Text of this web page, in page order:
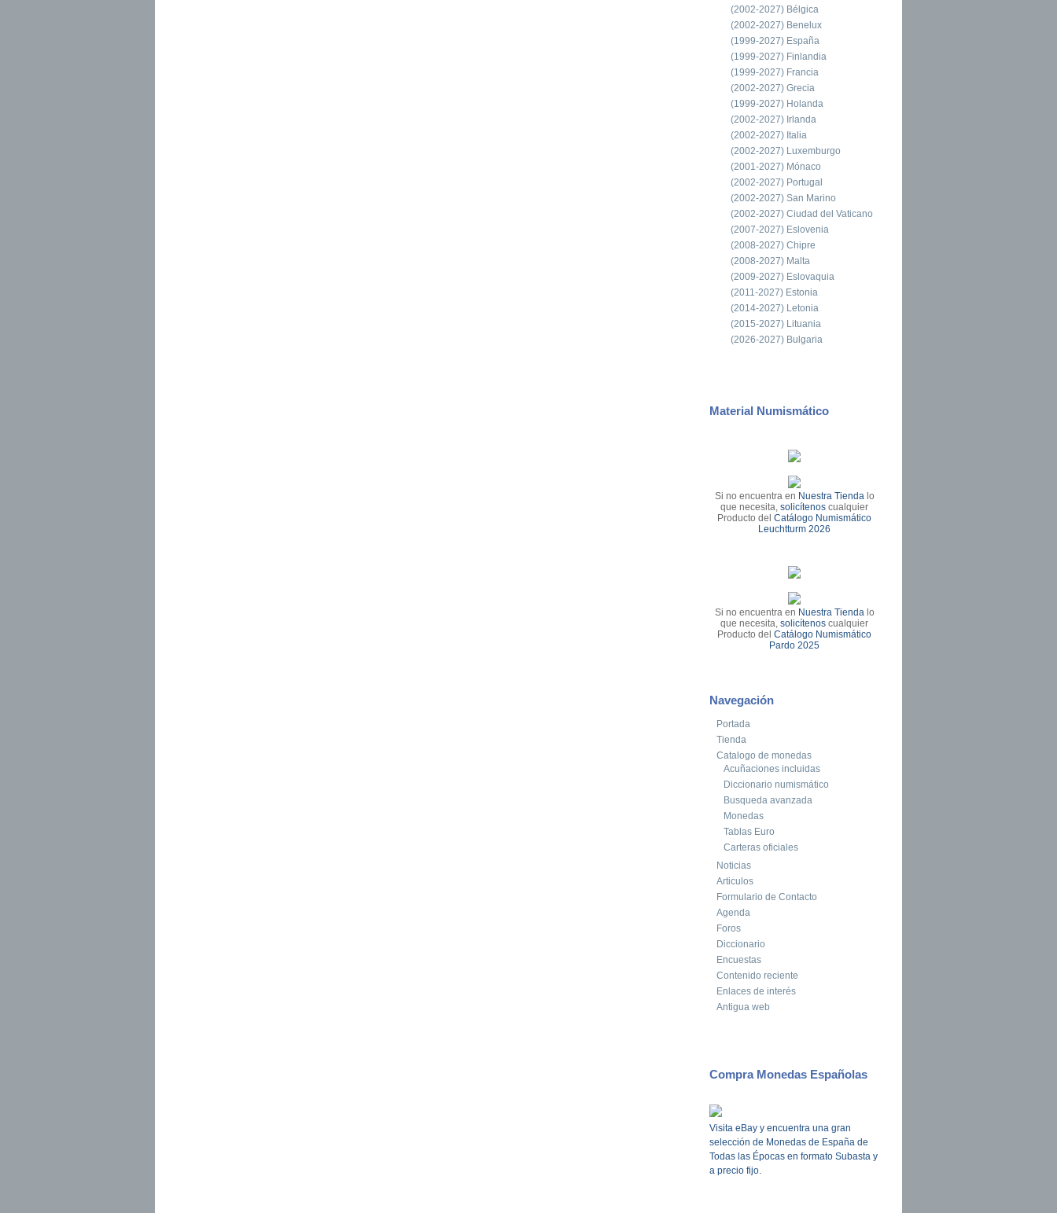
(2002-2027) Bélgica
(2002-2027) Benelux
(1999-2027) España
(1999-2027) Finlandia
(1999-2027) Francia
(2002-2027) Grecia
(1999-2027) Holanda
(2002-2027) Irlanda
(2002-2027) Italia
(2002-2027) Luxemburgo
(2001-2027) Mónaco
(2002-2027) Portugal
(2002-2027) San Marino
(2002-2027) Ciudad del Vaticano
(2007-2027) Eslovenia
(2008-2027) Chipre
(2008-2027) Malta
(2009-2027) Eslovaquia
(2011-2027) Estonia
(2014-2027) Letonia
(2015-2027) Lituania
(2026-2027) Bulgaria
Material Numismático
Si no encuentra en Nuestra Tienda lo
que necesita,solicítenos cualquier
Producto delCatálogo Numismático
Leuchtturm 2026
Si no encuentra en Nuestra Tienda lo
que necesita,solicítenos cualquier
Producto delCatálogo Numismático
Pardo 2025
Navegación
Portada
Tienda
Catalogo de monedas
Acuñaciones incluidas
Diccionario numismático
Busqueda avanzada
Monedas
Tablas Euro
Carteras oficiales
Noticias
Articulos
Formulario de Contacto
Agenda
Foros
Diccionario
Encuestas
Contenido reciente
Enlaces de interés
Antigua web
Compra Monedas Españolas
Visita eBay y encuentra una gran
selección de Monedas de España de
Todas las Épocas en formato Subasta y
a precio fijo.